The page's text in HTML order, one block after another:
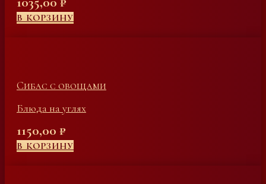
В КОРЗИНУ
Сибас с овощами
Блюда на углях
1150,00 ₽
В КОРЗИНУ